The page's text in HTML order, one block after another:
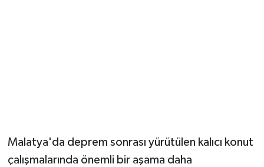
Malatya'da deprem sonrası yürütülen kalıcı konut
çalışmalarında önemli bir aşama daha